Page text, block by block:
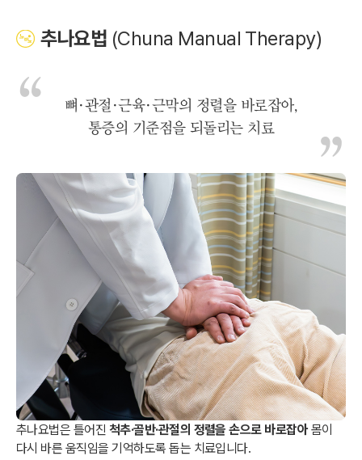
추나요법 (Chuna Manual Therapy)
뼈·관절·근육·근막의 정렬을 바로잡아,
통증의 기준점을 되돌리는 치료
추나요법은 틀어진 척추·골반·관절의 정렬을 손으로 바로잡아 몸이
다시 바른 움직임을 기억하도록 돕는 치료입니다.